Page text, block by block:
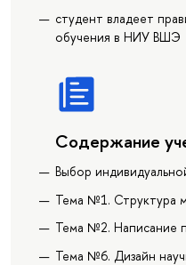
студент владеет
обучения в НИУ ВШЭ
Содержание
Выбор
Тема №1. Структура
Тема №2. Написание
Тема №6. Дизайн